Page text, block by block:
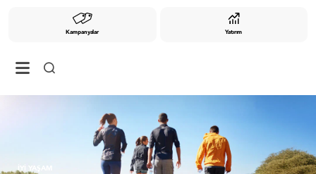
Kampanyalar Yatırım
İYİ YAŞAM